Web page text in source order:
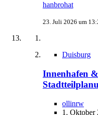
hanbrohat
23. Juli 2026 um
Duisburg
Innenhafen
ollinrw
1. Oktober